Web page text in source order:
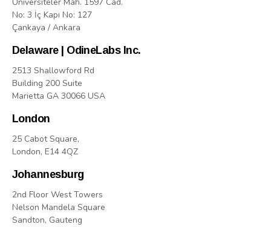
No: 3 İç Kapı No: 127
Çankaya / Ankara
Delaware | OdineLabs Inc.
2513 Shallowford Rd
Building 200 Suite
Marietta GA 30066 USA
London
25 Cabot Square,
London, E14 4QZ
Johannesburg
2nd Floor West Towers
Nelson Mandela Square
Sandton, Gauteng